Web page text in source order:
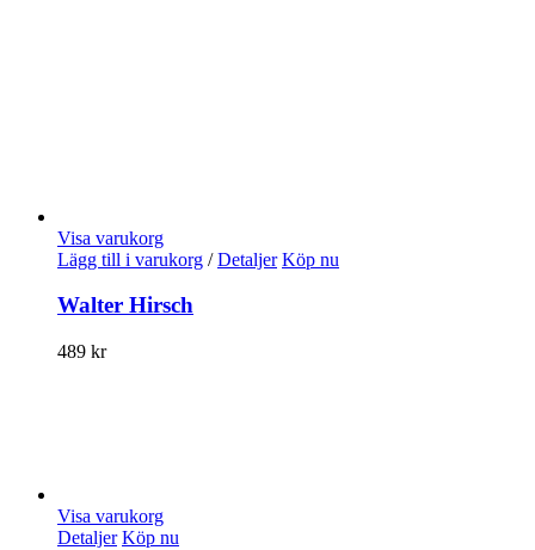
Visa varukorg
Lägg till i varukorg / Detaljer Köp nu
Walter Hirsch
489 kr
Visa varukorg
Detaljer Köp nu